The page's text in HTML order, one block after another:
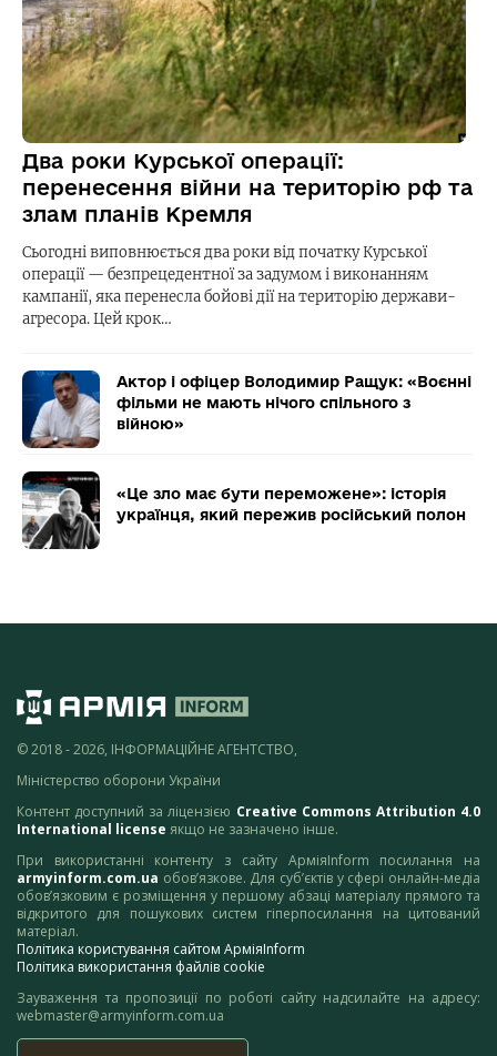
Два роки Курської операції:
перенесення війни на територію рф та
злам планів Кремля
Сьогодні виповнюється два роки від початку Курської
операції — безпрецедентної за задумом і виконанням
кампанії, яка перенесла бойові дії на територію держави-
агресора. Цей крок…
Актор і офіцер Володимир Ращук: «Воєнні
фільми не мають нічого спільного з
війною»
«Це зло має бути переможене»: історія
українця, який пережив російський полон
© 2018 - 2026, ІНФОРМАЦІЙНЕ АГЕНТСТВО,
Міністерство оборони України
Контент доступний за ліцензією Creative Commons Attribution 4.0
International license якщо не зазначено інше.
При використанні контенту з сайту АрміяInform посилання на
armyinform.com.ua обов’язкове. Для суб’єктів у сфері онлайн-медіа
обов’язковим є розміщення у першому абзаці матеріалу прямого та
відкритого для пошукових систем гіперпосилання на цитований
матеріал.
Політика користування сайтом АрміяInform
Політика використання файлів cookie
Зауваження та пропозиції по роботі сайту надсилайте на адресу:
webmaster@armyinform.com.ua